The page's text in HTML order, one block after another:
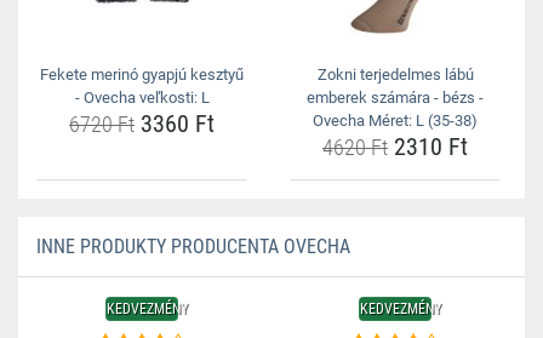
Fekete merinó gyapjú kesztyű
- Ovecha veľkosti: L
6720 Ft 3360 Ft
Zokni terjedelmes lábú
emberek számára - bézs -
Ovecha Méret: L (35-38)
4620 Ft 2310 Ft
INNE PRODUKTY PRODUCENTA OVECHA
KEDVEZMÉNY KEDVEZMÉNY